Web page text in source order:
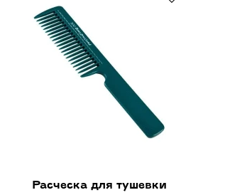
Расческа для тушевки